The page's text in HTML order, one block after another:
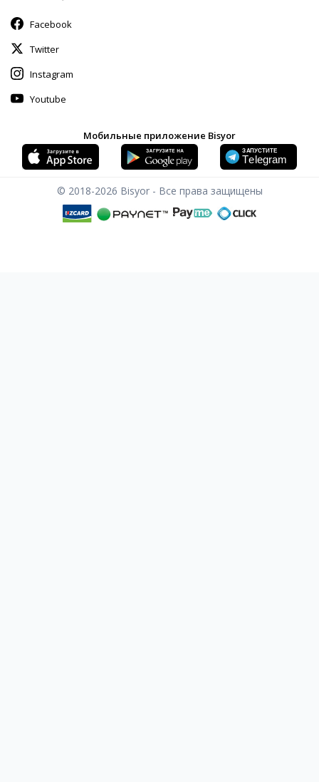
Facebook
Twitter
Instagram
Youtube
Мобильные приложение Bisyor
© 2018-2026 Bisyor - Все права защищены